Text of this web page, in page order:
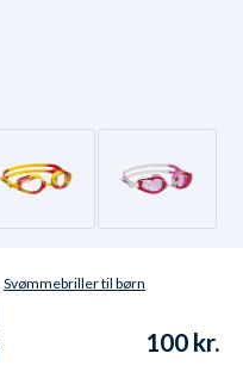
Svømmebriller til børn
100 kr.